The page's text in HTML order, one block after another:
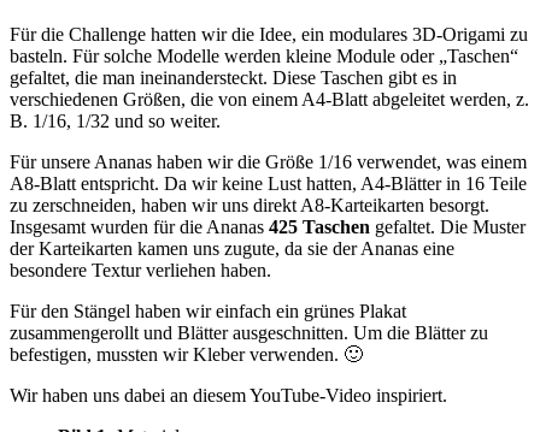
Für die Challenge hatten wir die Idee, ein modulares 3D-Origami zu
basteln. Für solche Modelle werden kleine Module oder „Taschen“
gefaltet, die man ineinandersteckt. Diese Taschen gibt es in
verschiedenen Größen, die von einem A4-Blatt abgeleitet werden, z.
B. 1/16, 1/32 und so weiter.
Für unsere Ananas haben wir die Größe 1/16 verwendet, was einem
A8-Blatt entspricht. Da wir keine Lust hatten, A4-Blätter in 16 Teile
zu zerschneiden, haben wir uns direkt A8-Karteikarten besorgt.
Insgesamt wurden für die Ananas 425 Taschen gefaltet. Die Muster
der Karteikarten kamen uns zugute, da sie der Ananas eine
besondere Textur verliehen haben.
Für den Stängel haben wir einfach ein grünes Plakat
zusammengerollt und Blätter ausgeschnitten. Um die Blätter zu
befestigen, mussten wir Kleber verwenden. 🙂
Wir haben uns dabei an diesem YouTube-Video inspiriert.